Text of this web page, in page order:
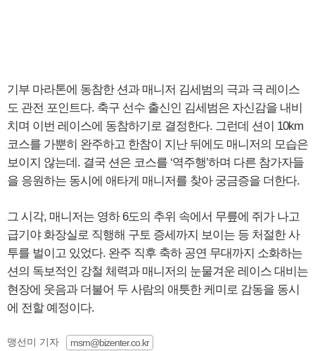
기부 마라톤에 동참한 션과 매니저 김세범의 극과 극 레이스
도 관전 포인트다. 축구 선수 출신인 김세범은 자신감을 내비
치며 이번 레이스에 동참하기로 결정한다. 그런데 션이 10km
코스를 가뿐히 완주하고 한참이 지난 뒤에도 매니저의 모습은
보이지 않는데. 결국 션은 코스를 ‘역주행’하며 다른 참가자들
을 응원하는 동시에 애타게 매니저를 찾아 궁금증을 더한다.
그 시각, 매니저는 영하 6도의 추위 속에서 무릎에 쥐가 나고
급기야 화장실로 직행해 구토 증세까지 보이는 등 처절한 사
투를 벌이고 있었다. 완주 직후 축하 공연 무대까지 소화하는
션의 독보적인 강철 체력과 매니저의 눈물겨운 레이스 대비는
현장에 웃음과 더불어 두 사람의 애틋한 케미로 감동을 동시
에 전할 예정이다.
맹선미 기자 msm@bizenter.co.kr